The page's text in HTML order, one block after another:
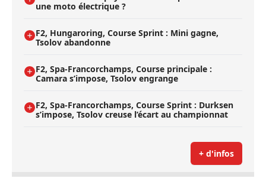
une moto électrique ?
F2, Hungaroring, Course Sprint : Mini gagne,
Tsolov abandonne
F2, Spa-Francorchamps, Course principale :
Camara s’impose, Tsolov engrange
F2, Spa-Francorchamps, Course Sprint : Durksen
s’impose, Tsolov creuse l’écart au championnat
+ d'infos